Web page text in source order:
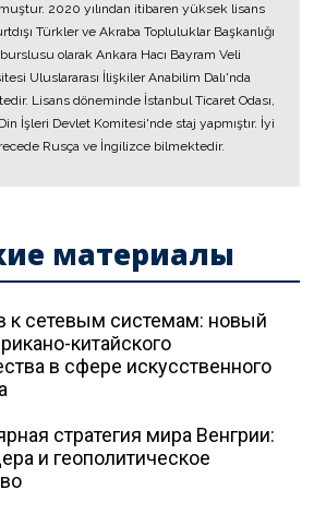
2020 yılından itibaren yüksek lisans
Türkler ve Akraba Topluluklar Başkanlığı
burslusu olarak Ankara Hacı Bayram Veli
Uluslararası İlişkiler Anabilim Dalı'nda
Lisans döneminde İstanbul Ticaret Odası,
İşleri Devlet Komitesi'nde staj yapmıştır. İyi
Rusça ve İngilizce bilmektedir.
материалы
к сетевым системам: новый
китайского
в сфере искусственного
стратегия мира Венгрии:
и геополитическое